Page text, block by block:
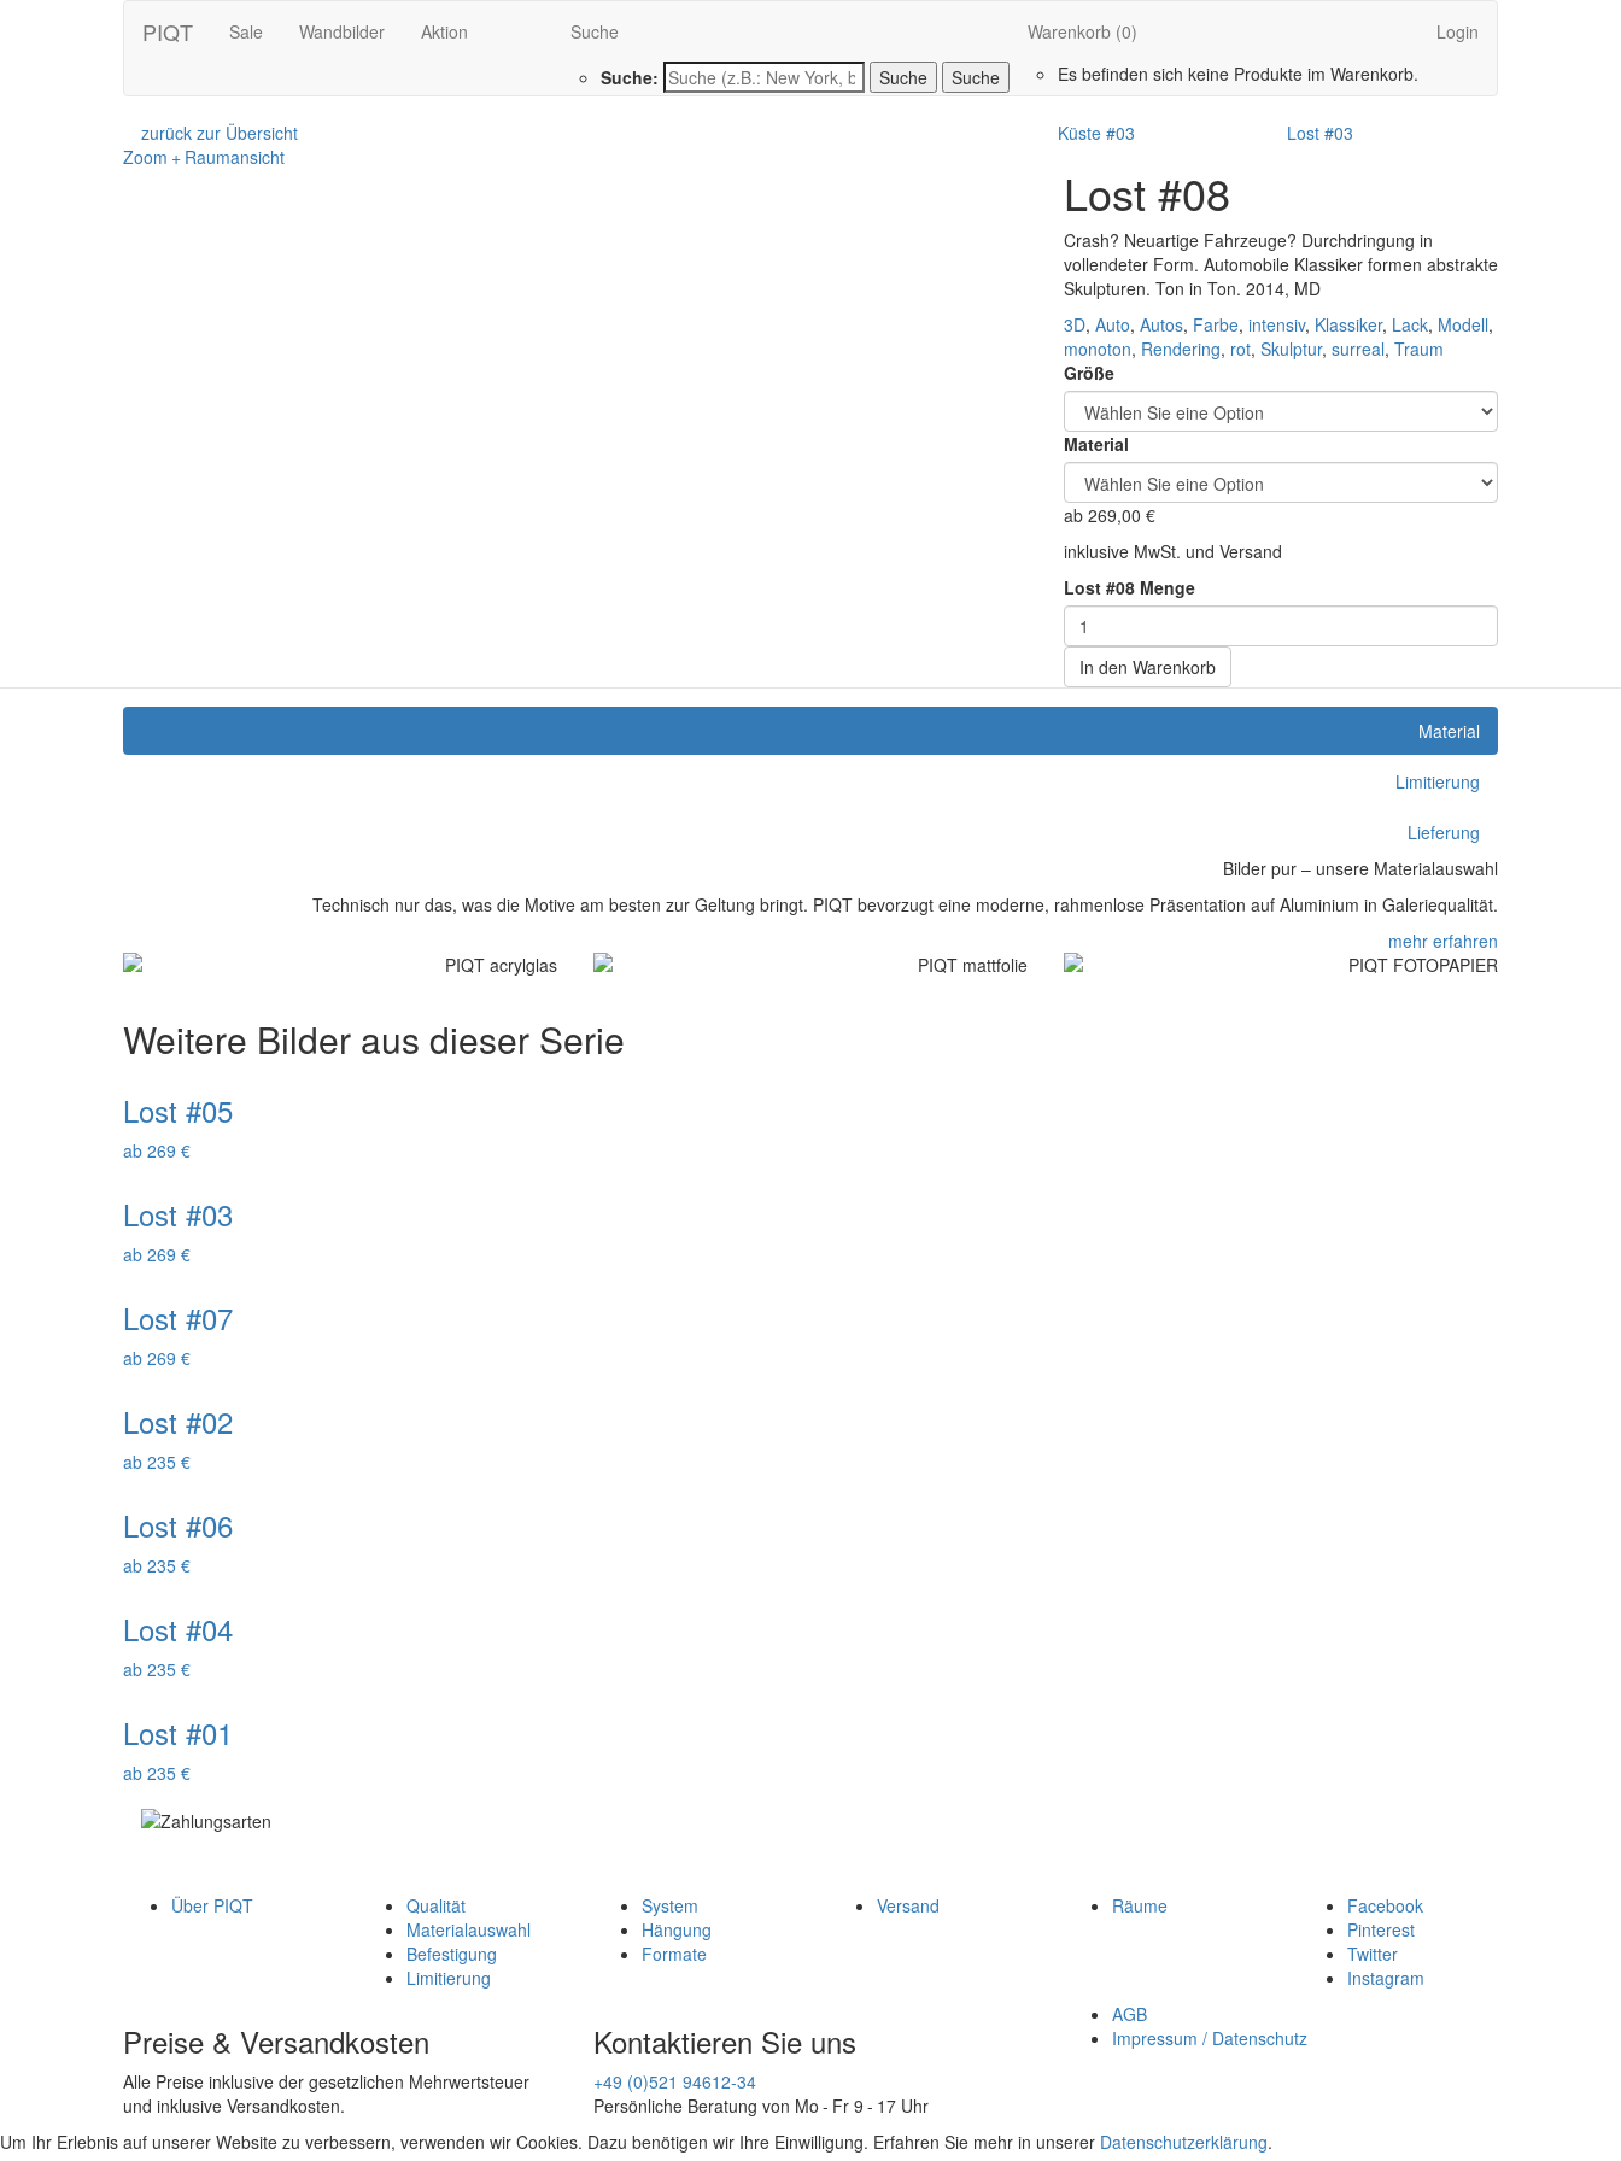
PIQT Sale Wandbilder Aktion
Suche
Suche:
Suche
Warenkorb (0)
Es befinden sich keine Produkte im Warenkorb.
Login
zurück zur Übersicht Küste #03
Lost #03
Zoom + Raumansicht
Lost #08
Crash? Neuartige Fahrzeuge? Durchdringung in
vollendeter Form. Automobile Klassiker formen abstrakte
Skulpturen. Ton in Ton. 2014, MD
3D, Auto, Autos, Farbe, intensiv, Klassiker, Lack, Modell,
monoton, Rendering, rot, Skulptur, surreal, Traum
Größe
Material
ab 269,00 €
inklusive MwSt. und Versand
Lost #08 Menge
In den Warenkorb
Material
Limitierung
Lieferung
Bilder pur – unsere Materialauswahl
Technisch nur das, was die Motive am besten zur Geltung bringt. PIQT bevorzugt eine moderne, rahmenlose Präsentation auf Aluminium in Galeriequalität.
mehr erfahren
Weitere Bilder aus dieser Serie
Lost #05
ab 269 €
Lost #03
ab 269 €
Lost #07
ab 269 €
Lost #02
ab 235 €
Lost #06
ab 235 €
Lost #04
ab 235 €
Lost #01
ab 235 €
Über PIQT
Qualität
Materialauswahl
Befestigung
Limitierung
System
Hängung
Formate
Versand Räume
Facebook
Pinterest
Twitter
Instagram
Preise & Versandkosten
Alle Preise inklusive der gesetzlichen Mehrwertsteuer
und inklusive Versandkosten.
Kontaktieren Sie uns
+49 (0)521 94612-34
Persönliche Beratung von Mo - Fr 9 - 17 Uhr
AGB
Impressum / Datenschutz
Um Ihr Erlebnis auf unserer Website zu verbessern, verwenden wir Cookies. Dazu benötigen wir Ihre Einwilligung. Erfahren Sie mehr in unserer Datenschutzerklärung.